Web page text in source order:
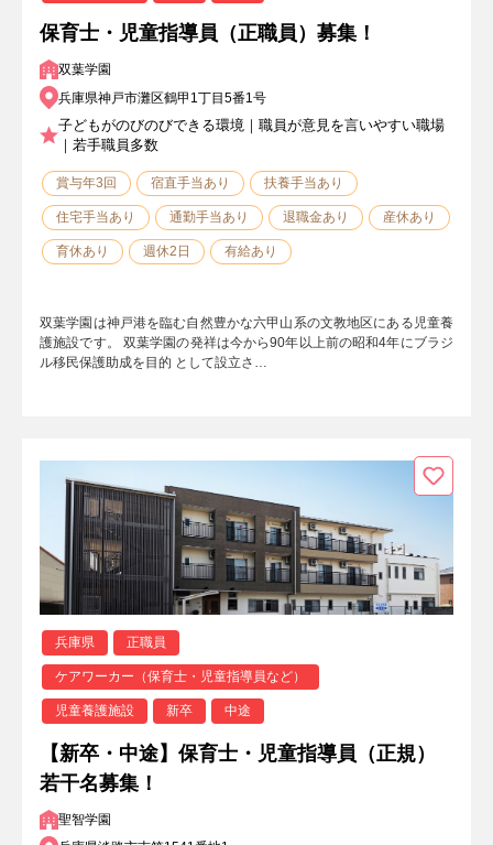
保育士・児童指導員（正職員）募集！
双葉学園
兵庫県神戸市灘区鶴甲1丁目5番1号
子どもがのびのびできる環境｜職員が意見を言いやすい職場
｜若手職員多数
賞与年3回 宿直手当あり 扶養手当あり
住宅手当あり 通勤手当あり 退職金あり 産休あり
育休あり 週休2日 有給あり
双葉学園は神戸港を臨む自然豊かな六甲山系の文教地区にある児童養
護施設です。 双葉学園の発祥は今から90年以上前の昭和4年にブラジ
ル移民保護助成を目的 として設立さ…
兵庫県 正職員
ケアワーカー（保育士・児童指導員など）
児童養護施設 新卒 中途
【新卒・中途】保育士・児童指導員（正規）
若干名募集！
聖智学園